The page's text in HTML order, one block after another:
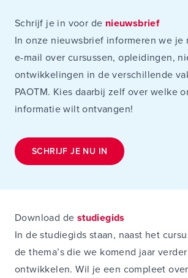
Schrijf je in voor de nieuwsbrief
In onze nieuwsbrief informeren we je
e-mail over cursussen, opleidingen,
ontwikkelingen in de verschillende
PAOTM. Kies daarbij zelf over welke
informatie wilt ontvangen!
SCHRIJF JE NU IN
Download de studiegids
In de studiegids staan, naast het
de thema’s die we komend jaar
ontwikkelen. Wil je een compleet